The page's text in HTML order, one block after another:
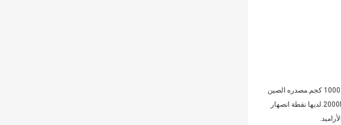
ألياف الأراميد التيلة، مع اسم العلامة التجارية AZURE ورقم الموديل 2D*51MM، عبارة عن ألياف قصيرة التيلة مع الحد الأدنى لكمية الطلب 1000 كجم.مصدره الصين
والسعر قابل للتفاوض.يتم تعبئتها في 280 كجم/بالة ويمكن تسليمها خلال 7 أيام.شروط الدفع هي T/T أو L/C.قدرة العرض هي 2000MT/YEAR.لديها نقطة انصهار